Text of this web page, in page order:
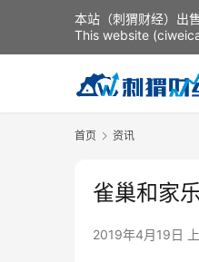
首页 资讯
雀巢和家
2019年4月19日
本站（刺猬财经）出
This website